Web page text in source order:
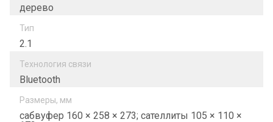
дерево
Тип
2.1
Технология связи
Bluetooth
Размеры, мм
сабвуфер 160 × 258 × 273; сателлиты 105 × 110 ×